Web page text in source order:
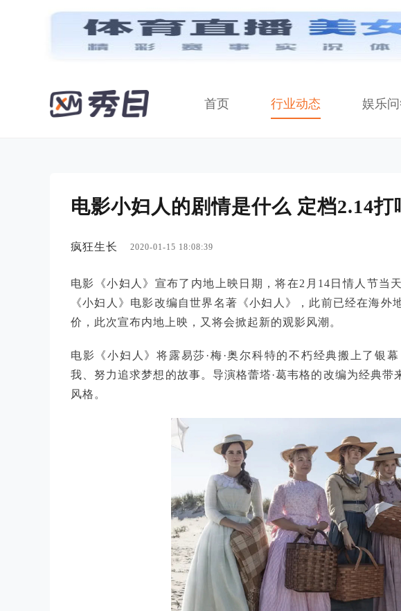
首页 行业动态 娱乐
电影小妇人的剧情是什么 定档2.14
疯狂生长 2020-01-15 18:08:39
电影《小妇人》宣布了内地上映日期，将在2月14日情人节当
《小妇人》电影改编自世界名著《小妇人》，此前已经在海外
价，此次宣布内地上映，又将会掀起新的观影风潮。
电影《小妇人》将露易莎·梅·奥尔科特的不朽经典搬上了银
我、努力追求梦想的故事。导演格蕾塔·葛韦格的改编为经典带
风格。